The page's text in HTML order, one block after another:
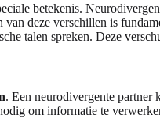
betekenis.
deze verschillen is
talen spreken. Deze
. Een neurodivergente partner
om informatie te